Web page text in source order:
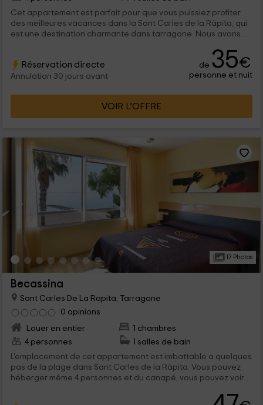
Cet appartement est parfait pour que vous puissiez profiter
des meilleures vacances dans la Sant Carles de la Ràpita, qui
est une destination charmante dans tarragone. Nous avons
trouveront des paysages agréables de la côte, pleins de
charme et avec des couchers de soleil incroyables.
Réservation directe
Annulation 30 jours avant
de 35€
personne et nuit
VOIR L’OFFRE
17 Photos
Becassina
Sant Carles De La Rapita, Tarragone
0 opinions
Louer en entier
1 chambres
4 personnes
1 salles de bain
L'emplacement de cet appartement est imbattable a quelques
pas de la plage dans Sant Carles de la Ràpita. Vous pouvez
héberger même 4 personnes et du canapé, vous pouvez voir